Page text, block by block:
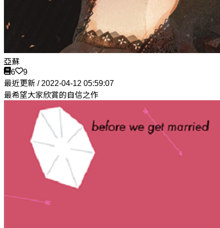
亞蘇
6
9
最近更新 / 2022-04-12 05:59:07
最希望大家欣賞的自信之作